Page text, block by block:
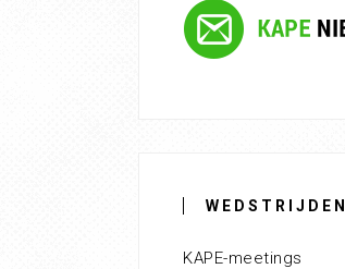
WEDSTRIJDEN
KAPE-meetings